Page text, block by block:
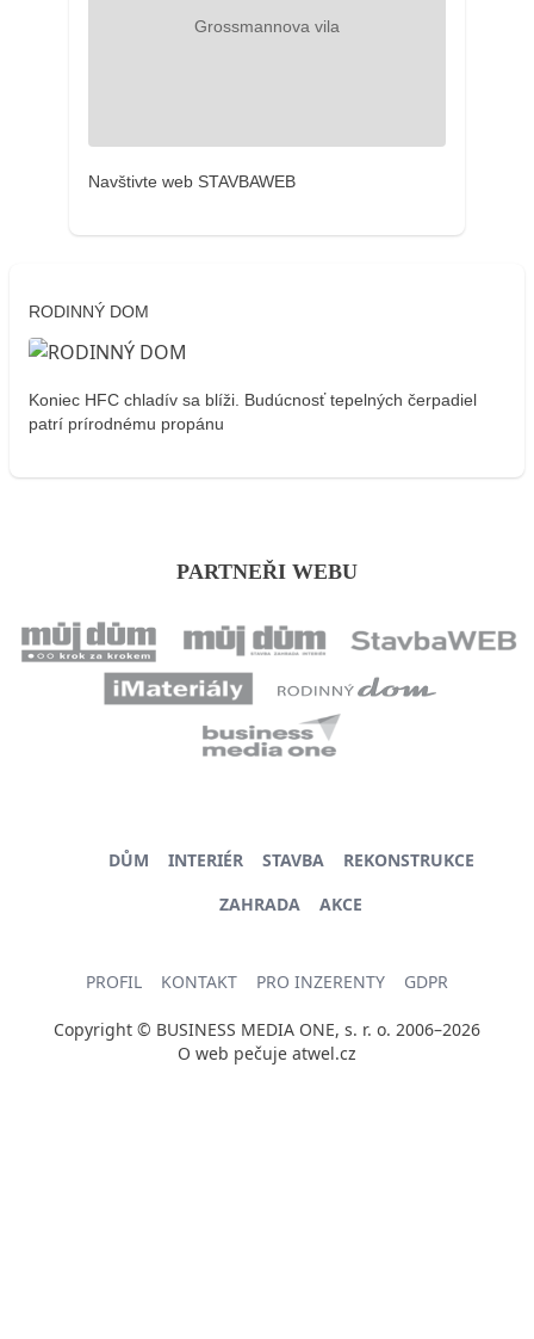
Navštivte web STAVBAWEB
RODINNÝ DOM
Koniec HFC chladív sa blíži. Budúcnosť tepelných čerpadiel
patrí prírodnému propánu
PARTNEŘI WEBU
DŮM INTERIÉR STAVBA
REKONSTRUKCE
ZAHRADA
AKCE
PROFIL KONTAKT PRO INZERENTY GDPR
Copyright © BUSINESS MEDIA ONE, s. r. o. 2006–2026